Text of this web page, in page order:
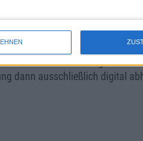
Apples Entwicklermesse
Massenversammlungsverbot
dann ausschließlich digital